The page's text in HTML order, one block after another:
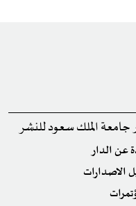
جامعة الملك سعود للنشر
عن الدار
الاصدارات